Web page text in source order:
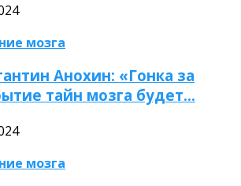
мозга
Анохин: «Гонка за
тайн мозга будет…
мозга